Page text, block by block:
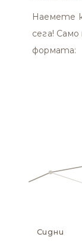
Наемете
сега!
формата:
Сидни